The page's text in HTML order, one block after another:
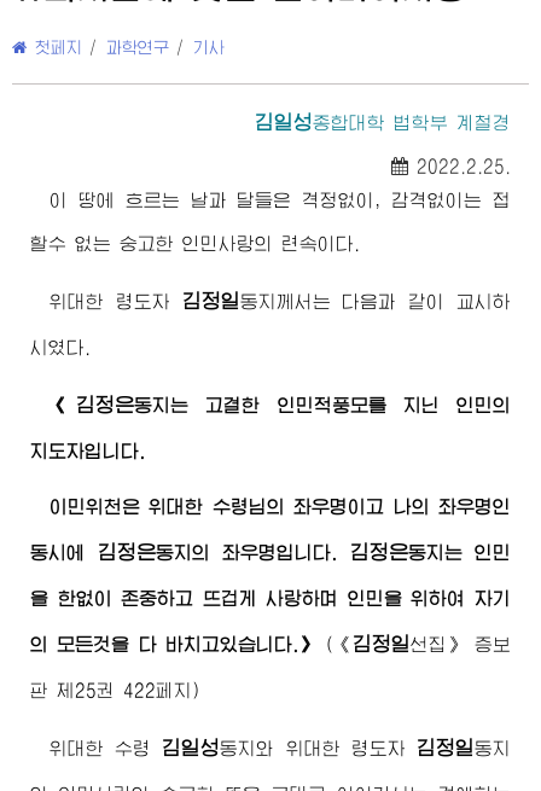
첫페지 / 과학연구 / 기사
김일성종합대학 법학부 계철경
2022.2.25.
이 땅에 흐르는 날과 달들은 격정없이, 감격없이는 접
할수 없는 숭고한 인민사랑의 련속이다.
위대한 령도자 김정일동지 께서는 다음과 같이 교시하
시였다.
《 김정은동지는 고결한 인민적풍모를 지닌 인민의
지도자입니다.
이민위천은위대한 수령님의 좌우명이고 나의 좌우명인
동시에 김정은동지 의 좌우명입니다. 김정은동지 는 인민
을 한없이 존중하고 뜨겁게 사랑하며 인민을 위하여 자기
의 모든것을 다 바치고있습니다.》 ( 《 김정일선집》 증보
판 제25권 422페지)
위대한 수령 김일성동지와 위대한 령도자 김정일동지